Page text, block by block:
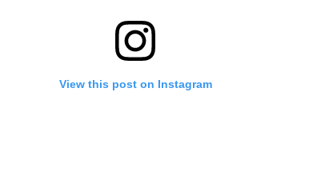
View this post on Instagram